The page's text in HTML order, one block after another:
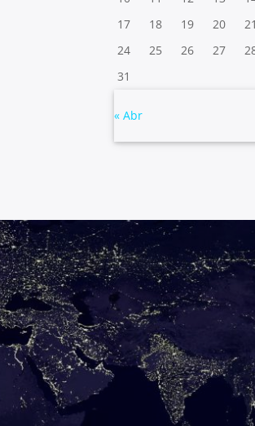
17
18 19 20 21
24
25 26 27
31
« Abr